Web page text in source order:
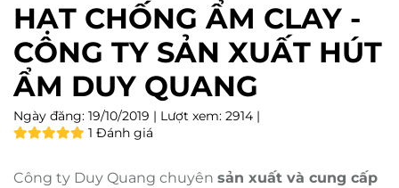
HẠT CHỐNG ẨM CLAY -
CÔNG TY SẢN XUẤT HÚT
ẨM DUY QUANG
Ngày đăng: 19/10/2019 | Lượt xem: 2914 |
1 Đánh giá
Công ty Duy Quang chuyên sản xuất và cung cấp